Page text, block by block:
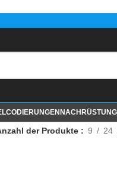
CODIERUNGEN
der Produkte 9 24